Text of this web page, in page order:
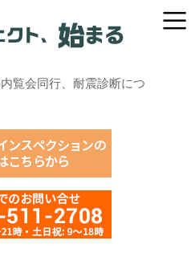
覧会同行、耐震診断につ